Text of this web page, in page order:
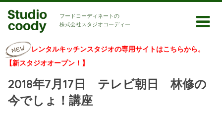
フードコーディネートの
株式会社スタジオコーディー
レンタルキッチンスタジオの専用サイトはこちらから。
【新スタジオオープン！】
2018年7月17日 テレビ朝日 林修の
今でしょ！講座